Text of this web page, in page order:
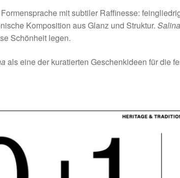
mit subtiler Raffinesse:
Komposition aus Glanz und Struktur.Salina
Schönheit legen.
als eine der kuratierten Geschenkideen für die